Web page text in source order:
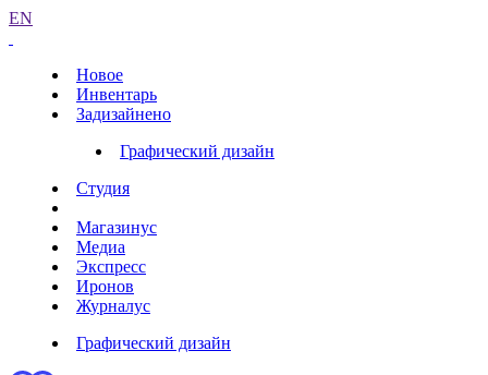
EN
Новое
Инвентарь
Задизайнено
Графический дизайн
Студия
Магазинус
Медиа
Экспресс
Иронов
Журналус
Графический дизайн